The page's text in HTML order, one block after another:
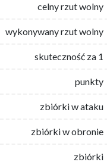
celny rzut wolny
wykonywany rzut wolny
skuteczność za 1
punkty
zbiórki w ataku
zbiórki w obronie
zbiórki
celny rzut wolny
wykonywany rzut wolny
skuteczność za 1
punkty
zbiórki w ataku
zbiórki w obronie
zbiórki